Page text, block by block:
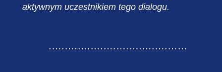
aktywnym uczestnikiem tego dialogu.
.….….….….….….….….….……